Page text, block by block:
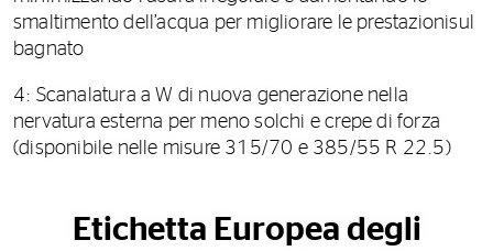
smaltimento dell’acqua per migliorare le prestazionisul
bagnato
4: Scanalatura a W di nuova generazione nella
nervatura esterna per meno solchi e crepe di forza
(disponibile nelle misure 315/70 e 385/55 R 22.5)
Etichetta Europea degli